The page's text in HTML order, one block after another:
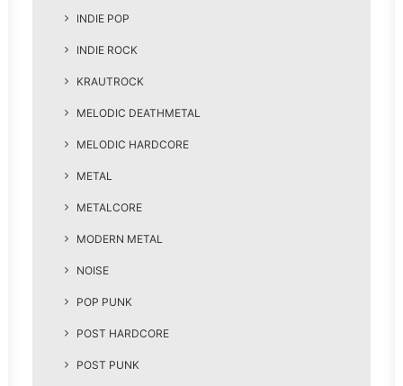
INDIE POP
INDIE ROCK
KRAUTROCK
MELODIC DEATHMETAL
MELODIC HARDCORE
METAL
METALCORE
MODERN METAL
NOISE
POP PUNK
POST HARDCORE
POST PUNK